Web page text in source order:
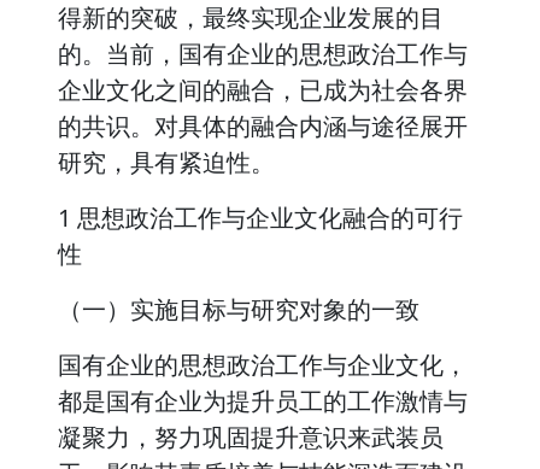
得新的突破，最终实现企业发展的目
的。当前，国有企业的思想政治工作与
企业文化之间的融合，已成为社会各界
的共识。对具体的融合内涵与途径展开
研究，具有紧迫性。
1 思想政治工作与企业文化融合的可行
性
（一）实施目标与研究对象的一致
国有企业的思想政治工作与企业文化，
都是国有企业为提升员工的工作激情与
凝聚力，努力巩固提升意识来武装员